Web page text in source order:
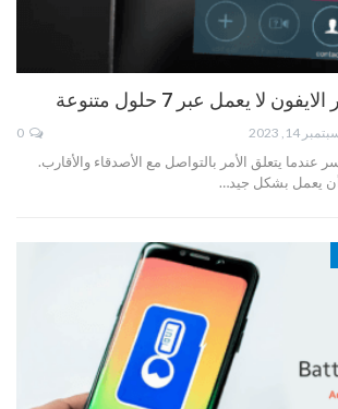
يعمل عبر 7 حلول متنوعة
14, 2023
عندما يتعلق الأمر بالتواصل مع الأصدقاء والأقارب.
أن يعمل بشكل جيد…